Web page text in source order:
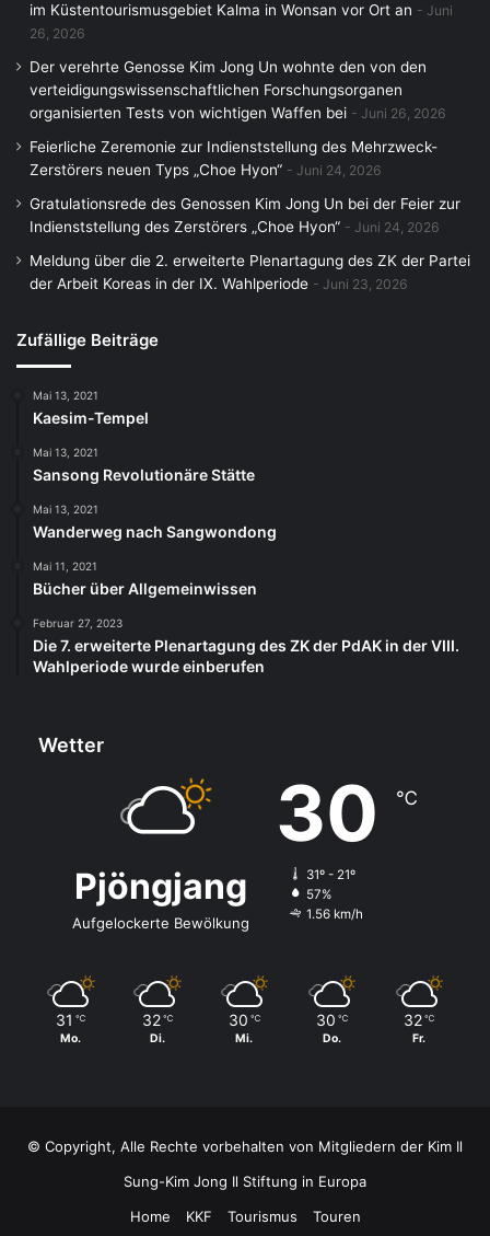
im Küstentourismusgebiet Kalma in Wonsan vor Ort an
Juni
26, 2026
Der verehrte Genosse Kim Jong Un wohnte den von den
verteidigungswissenschaftlichen Forschungsorganen
organisierten Tests von wichtigen Waffen bei
Juni 26, 2026
Feierliche Zeremonie zur Indienststellung des Mehrzweck-
Zerstörers neuen Typs „Choe Hyon“
Juni 24, 2026
Gratulationsrede des Genossen Kim Jong Un bei der Feier zur
Indienststellung des Zerstörers „Choe Hyon“
Juni 24, 2026
Meldung über die 2. erweiterte Plenartagung des ZK der Partei
der Arbeit Koreas in der IX. Wahlperiode
Juni 23, 2026
Zufällige Beiträge
Mai 13, 2021
Kaesim-Tempel
Mai 13, 2021
Sansong Revolutionäre Stätte
Mai 13, 2021
Wanderweg nach Sangwondong
Mai 11, 2021
Bücher über Allgemeinwissen
Februar 27, 2023
Die 7. erweiterte Plenartagung des ZK der PdAK in der VIII.
Wahlperiode wurde einberufen
Wetter
Pjöngjang
Aufgelockerte Bewölkung
30 ℃
31º - 21º
57%
1.56 km/h
31 ℃
Mo.
32 ℃
Di.
30 ℃
Mi.
30 ℃
Do.
32 ℃
Fr.
© Copyright, Alle Rechte vorbehalten von Mitgliedern der Kim Il
Sung-Kim Jong Il Stiftung in Europa
Home
KKF Tourismus Touren